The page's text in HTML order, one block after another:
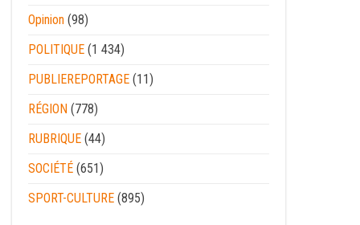
Opinion (98)
POLITIQUE (1 434)
PUBLIEREPORTAGE (11)
RÉGION (778)
RUBRIQUE (44)
SOCIÉTÉ (651)
SPORT-CULTURE (895)